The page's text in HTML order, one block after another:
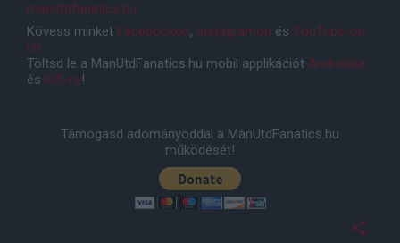
manutdfanatics.hu
Kövess minket Facebookon, Instagramon és YouTube-on
is!
Töltsd le a ManUtdFanatics.hu mobil applikációt Androidra
és iOS-re!
Támogasd adományoddal a ManUtdFanatics.hu
működését!